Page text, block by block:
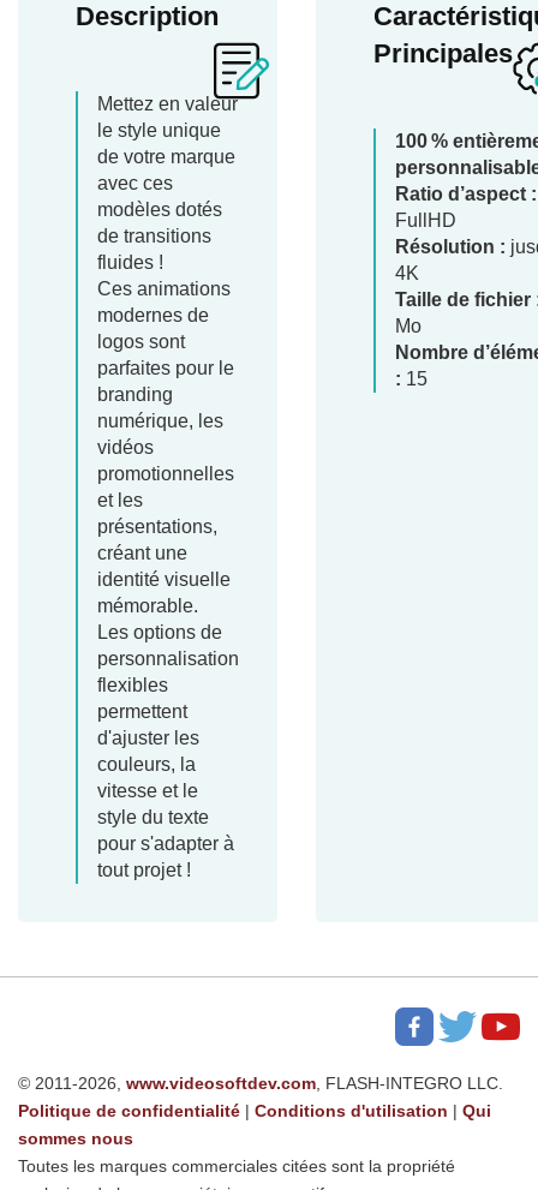
Description
Mettez en valeur
le style unique
de votre marque
avec ces
modèles dotés
de transitions
fluides !
Ces animations
modernes de
logos sont
parfaites pour le
branding
numérique, les
vidéos
promotionnelles
et les
présentations,
créant une
identité visuelle
mémorable.
Les options de
personnalisation
flexibles
permettent
d'ajuster les
couleurs, la
vitesse et le
style du texte
pour s'adapter à
tout projet !
Principales
100 %
Ratio d’aspect :
FullHD
Résolution :
4K
Taille de fichier
Mo
Nombre
: 15
© 2011-2026, www.videosoftdev.com , FLASH-INTEGRO LLC.
Politique de confidentialité | Conditions d'utilisation | Qui
sommes nous
Toutes les marques commerciales citées sont la propriété